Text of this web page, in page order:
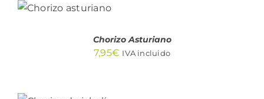
CARRITO
Chorizo Asturiano
7,95€ IVA incluido